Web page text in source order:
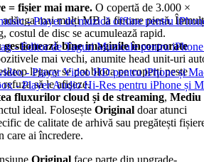
- Player de muzică offline pentru
- Editor de Taguri Muzicale pentru
- Player Video HD pentru iPhone și
- Player Audio Hi-Res pentru iPhone și
= fișier mai mare. O copertă de 3.000 ×
mai mulți MB la fiecare piesă.
costul de disc se acumulează rapid.
gestionează bine imaginile încorporate
mai vechi, anumite head unit-uri
legacy se pot bloca pe coperți peste
să le afișeze.
fluxurilor cloud și de streaming, Mediu
ideal. Folosește Original doar atunci
de calitate de arhivă sau pregătești
care ai încredere.
Original face parte din upgrade-